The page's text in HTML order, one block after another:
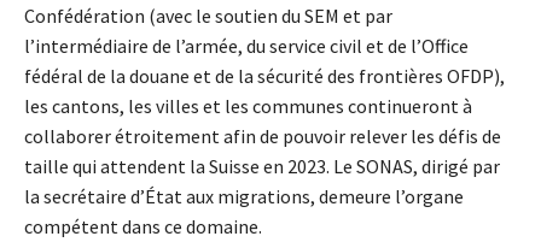
Confédération (avec le soutien du SEM et par
l’intermédiaire de l’armée, du service civil et de l’Office
fédéral de la douane et de la sécurité des frontières OFDP),
les cantons, les villes et les communes continueront à
collaborer étroitement afin de pouvoir relever les défis de
taille qui attendent la Suisse en 2023. Le SONAS, dirigé par
la secrétaire d’État aux migrations, demeure l’organe
compétent dans ce domaine.